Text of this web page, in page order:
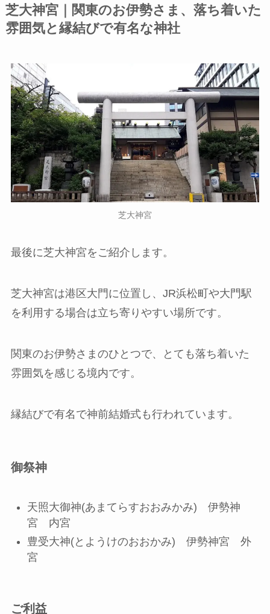
芝大神宮｜関東のお伊勢さま、落ち着いた
雰囲気と縁結びで有名な神社
芝大神宮
最後に芝大神宮をご紹介します。
芝大神宮は港区大門に位置し、JR浜松町や大門駅
を利用する場合は立ち寄りやすい場所です。
関東のお伊勢さまのひとつで、とても落ち着いた
雰囲気を感じる境内です。
縁結びで有名で神前結婚式も行われています。
御祭神
天照大御神(あまてらすおおみかみ) 伊勢神
宮 内宮
豊受大神(とようけのおおかみ) 伊勢神宮 外
宮
ご利益